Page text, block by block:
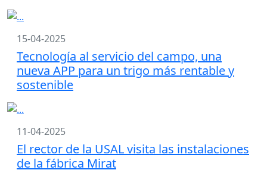
15-04-2025
Tecnología al servicio del campo, una
nueva APP para un trigo más rentable y
sostenible
11-04-2025
El rector de la USAL visita las instalaciones
de la fábrica Mirat